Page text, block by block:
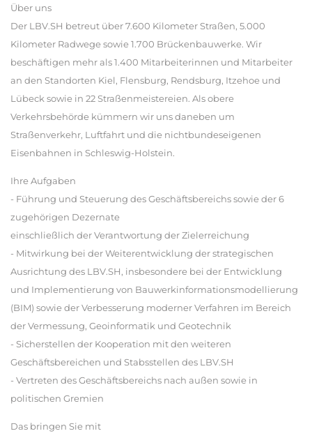
Über uns
Der LBV.SH betreut über 7.600 Kilometer Straßen, 5.000
Kilometer Radwege sowie 1.700 Brückenbauwerke. Wir
beschäftigen mehr als 1.400 Mitarbeiterinnen und Mitarbeiter
an den Standorten Kiel, Flensburg, Rendsburg, Itzehoe und
Lübeck sowie in 22 Straßenmeistereien. Als obere
Verkehrsbehörde kümmern wir uns daneben um
Straßenverkehr, Luftfahrt und die nichtbundeseigenen
Eisenbahnen in Schleswig-Holstein.
Ihre Aufgaben
- Führung und Steuerung des Geschäftsbereichs sowie der 6
zugehörigen Dezernate
einschließlich der Verantwortung der Zielerreichung
- Mitwirkung bei der Weiterentwicklung der strategischen
Ausrichtung des LBV.SH, insbesondere bei der Entwicklung
und Implementierung von Bauwerkinformationsmodellierung
(BIM) sowie der Verbesserung moderner Verfahren im Bereich
der Vermessung, Geoinformatik und Geotechnik
- Sicherstellen der Kooperation mit den weiteren
Geschäftsbereichen und Stabsstellen des LBV.SH
- Vertreten des Geschäftsbereichs nach außen sowie in
politischen Gremien
Das bringen Sie mit